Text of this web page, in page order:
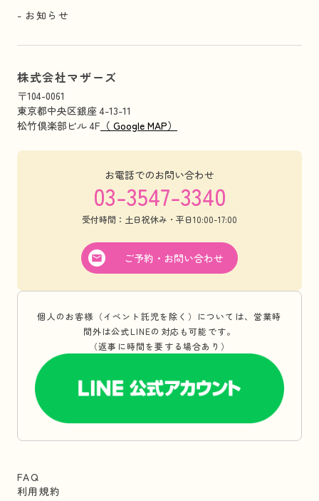
お知らせ
株式会社マザーズ
〒104-0061
東京都中央区銀座 4-13-11
松竹倶楽部ビル 4F （ Google MAP）
お電話でのお問い合わせ
03-3547-3340
受付時間：土日祝休み・平日10:00-17:00
ご予約・お問い合わせ
個人のお客様（イベント託児を除く）については、営業時
間外は公式LINEの対応も可能です。
（返事に時間を要する場合あり）
FAQ
利用規約